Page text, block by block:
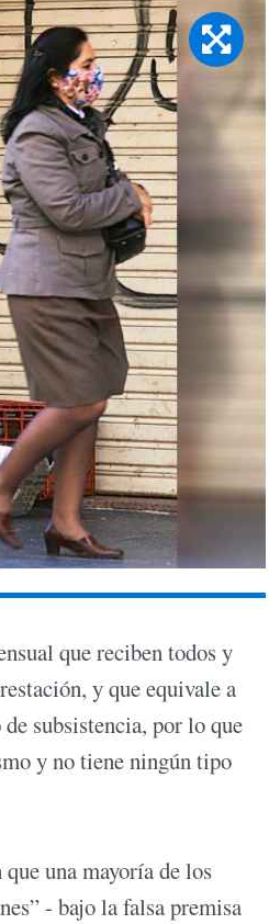
que reciben todos y
y que equivale a
subsistencia, por lo que
y no tiene ningún tipo
una mayoría de los
- bajo la falsa premisa